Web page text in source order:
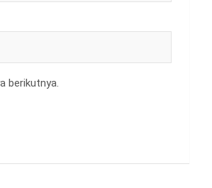
berikutnya.